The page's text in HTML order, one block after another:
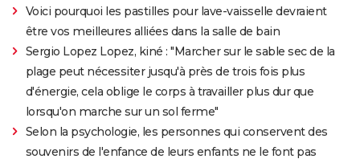
Voici pourquoi les pastilles pour lave-vaisselle devraient
être vos meilleures alliées dans la salle de bain
Sergio Lopez Lopez, kiné : "Marcher sur le sable sec de la
plage peut nécessiter jusqu'à près de trois fois plus
d'énergie, cela oblige le corps à travailler plus dur que
lorsqu'on marche sur un sol ferme"
Selon la psychologie, les personnes qui conservent des
souvenirs de l'enfance de leurs enfants ne le font pas